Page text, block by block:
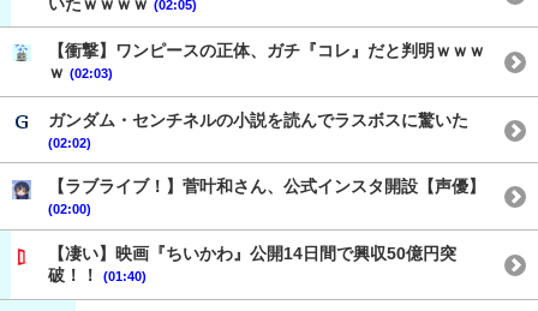
(02:05)
【衝撃】ワンピースの正体、ガチ『コレ』だと判明ｗｗｗ
ｗ (02:03)
ガンダム・センチネルの小説を読んでラスボスに驚いた
(02:02)
【ラブライブ！】菅叶和さん、公式インスタ開設【声優】
(02:00)
【凄い】映画『ちいかわ』公開14日間で興収50億円突
破！！
(01:40)